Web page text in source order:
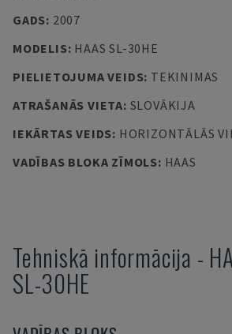
GADS: 2007
MODELIS: HAAS SL-30HE
PIELIETOJUMA VEIDS: TEKINIMAS
ATRAŠANĀS VIETA: SLOVĀKIJA
IEKĀRTAS VEIDS: HORIZONTĀLĀS
VADĪBAS BLOKA ZĪMOLS: HAAS
Tehniskā informācija -
SL-30HE